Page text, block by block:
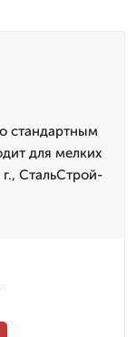
стандартным
для мелких
СтальСтрой-